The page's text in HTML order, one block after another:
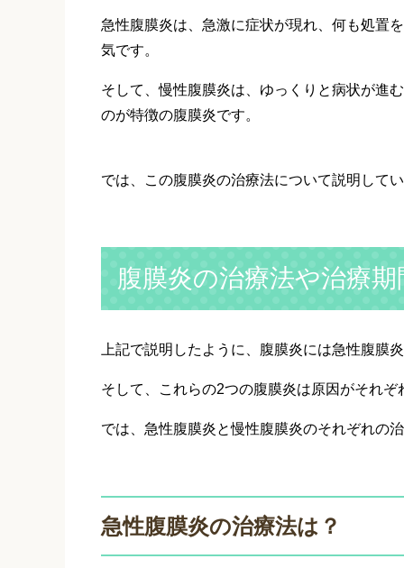
急性腹膜炎は、急激に症状が現れ、何も処置
気です。
そして、慢性腹膜炎は、ゆっくりと病状が進
のが特徴の腹膜炎です。
では、この腹膜炎の治療法について説明してい
腹膜炎の治療法や治療期
上記で説明したように、腹膜炎には急性腹膜
そして、これらの2つの腹膜炎は原因がそれぞ
では、急性腹膜炎と慢性腹膜炎のそれぞれの
急性腹膜炎の治療法は？